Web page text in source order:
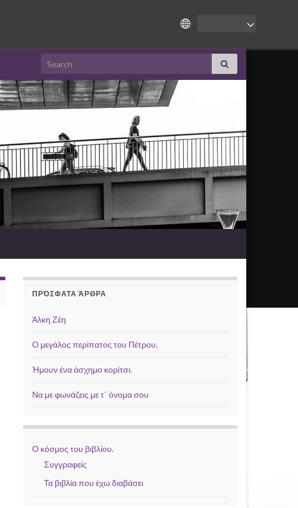
Search for:
ΠΡΌΣΦΑΤΑ ΆΡΘΡΑ
Άλκη Ζέη
Ο μεγάλος περίπατος του Πέτρου.
Ήμουν ένα άσχημο κορίτσι.
Να με φωνάζεις με τ΄ όνομα σου
Ο κόσμος του βιβλίου.
Συγγραφείς
Τα βιβλία που έχω διαβάσει